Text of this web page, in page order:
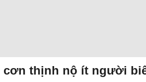
cơn thịnh nộ ít người